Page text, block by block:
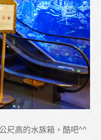
尺高的水族箱，酷吧^^